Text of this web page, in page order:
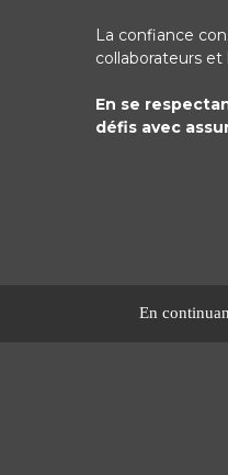
La confiance
collaborateurs
En se
défis avec
LeEn